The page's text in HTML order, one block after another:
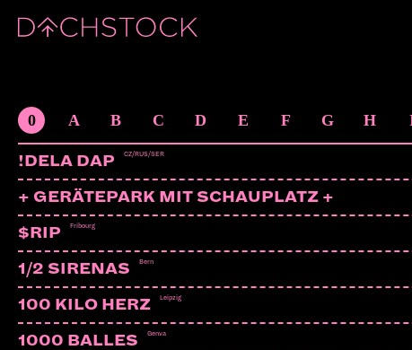
0
A B C D E F G H
!DELA DAP CZ/RUS/SER
+ GERÄTEPARK MIT SCHAUPLATZ +
$RIP Fribourg
1/2 SIRENAS Bern
100 KILO HERZ Leipzig
1000 BALLES Genva